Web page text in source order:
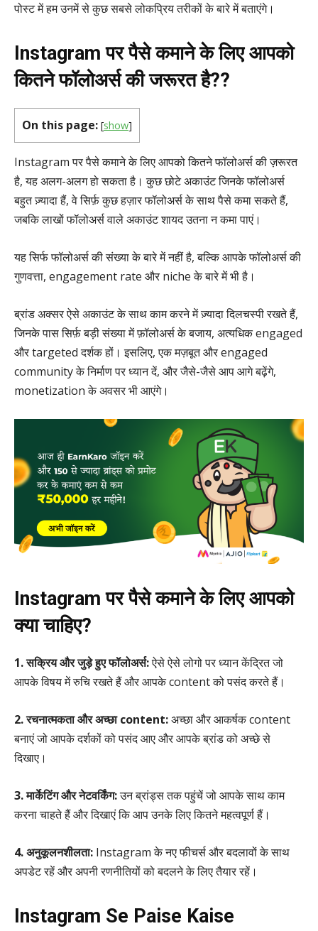
पोस्ट में हम उनमें से कुछ सबसे लोकप्रिय तरीकों के बारे में बताएंगे।
Instagram पर पैसे कमाने के लिए आपको
कितने फॉलोअर्स की जरूरत है??
On this page: [show]
Instagram पर पैसे कमाने के लिए आपको कितने फॉलोअर्स की ज़रूरत
है, यह अलग-अलग हो सकता है। कुछ छोटे अकाउंट जिनके फॉलोअर्स
बहुत ज़्यादा हैं, वे सिर्फ़ कुछ हज़ार फॉलोअर्स के साथ पैसे कमा सकते हैं,
जबकि लाखों फॉलोअर्स वाले अकाउंट शायद उतना न कमा पाएं।
यह सिर्फ फॉलोअर्स की संख्या के बारे में नहीं है, बल्कि आपके फॉलोअर्स की
गुणवत्ता, engagement rate और niche के बारे में भी है।
ब्रांड अक्सर ऐसे अकाउंट के साथ काम करने में ज़्यादा दिलचस्पी रखते हैं,
जिनके पास सिर्फ़ बड़ी संख्या में फ़ॉलोअर्स के बजाय, अत्यधिक engaged
और targeted दर्शक हों। इसलिए, एक मज़बूत और engaged
community के निर्माण पर ध्यान दें, और जैसे-जैसे आप आगे बढ़ेंगे,
monetization के अवसर भी आएंगे।
Instagram पर पैसे कमाने के लिए आपको
क्या चाहिए?
1. सक्रिय और जुड़े हुए फॉलोअर्स:ऐसे ऐसे लोगो पर ध्यान केंद्रित जो
आपके विषय में रुचि रखते हैं और आपके content को पसंद करते हैं।
2. रचनात्मकता और अच्छा content:अच्छा और आकर्षक content
बनाएं जो आपके दर्शकों को पसंद आए और आपके ब्रांड को अच्छे से
दिखाए।
3. मार्केटिंग और नेटवर्किंग:उन ब्रांड्स तक पहुंचें जो आपके साथ काम
करना चाहते हैं और दिखाएं कि आप उनके लिए कितने महत्वपूर्ण हैं।
4. अनुकूलनशीलता: Instagram के नए फीचर्स और बदलावों के साथ
अपडेट रहें और अपनी रणनीतियों को बदलने के लिए तैयार रहें।
Instagram Se Paise Kaise